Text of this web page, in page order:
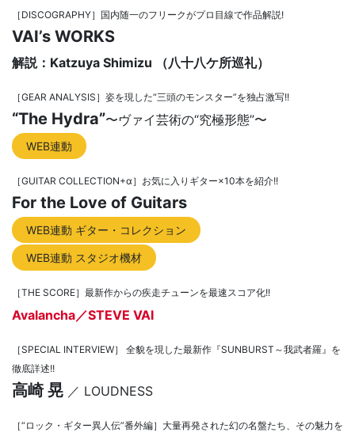
［DISCOGRAPHY］国内随一のフリークがプロ目線で作品解説!
VAI’s WORKS
解説：Katzuya Shimizu （八十八ケ所巡礼）
［GEAR ANALYSIS］姿を現した“三頭のモンスター”を独占激写!!
“The Hydra”〜ヴァイ芸術の“究極形態”〜
WEB連動
［GUITAR COLLECTION+α］お気に入りギター×10本を紹介!!
For the Love of Guitars
WEB連動 ギター・コレクション
WEB連動 スタジオ機材
［THE SCORE］最新作からの疾走チューンを最速スコア化!!
Avalancha／STEVE VAI
［SPECIAL INTERVIEW］ 全貌を現した最新作『SUNBURST～我武者羅』を
徹底詳述!!
高崎 晃 ／ LOUDNESS
［“ロック・ギター異人伝”番外編］大量再発された幻の名盤たち、その魅力を